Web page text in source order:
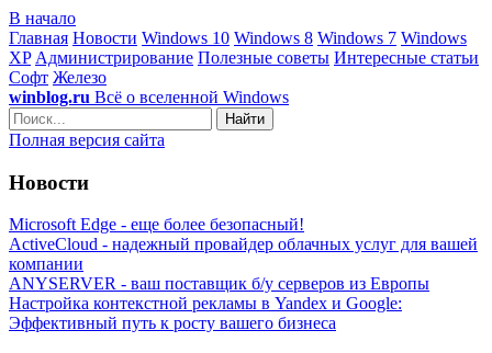
В начало
Главная Новости Windows 10 Windows 8 Windows 7 Windows
XP Администрирование Полезные советы Интересные статьи
Софт Железо
winblog.ru Всё о вселенной Windows
Найти
Полная версия сайта
Новости
Microsoft Edge - еще более безопасный!
ActiveCloud - надежный провайдер облачных услуг для вашей
компании
ANYSERVER - ваш поставщик б/у серверов из Европы
Настройка контекстной рекламы в Yandex и Google:
Эффективный путь к росту вашего бизнеса